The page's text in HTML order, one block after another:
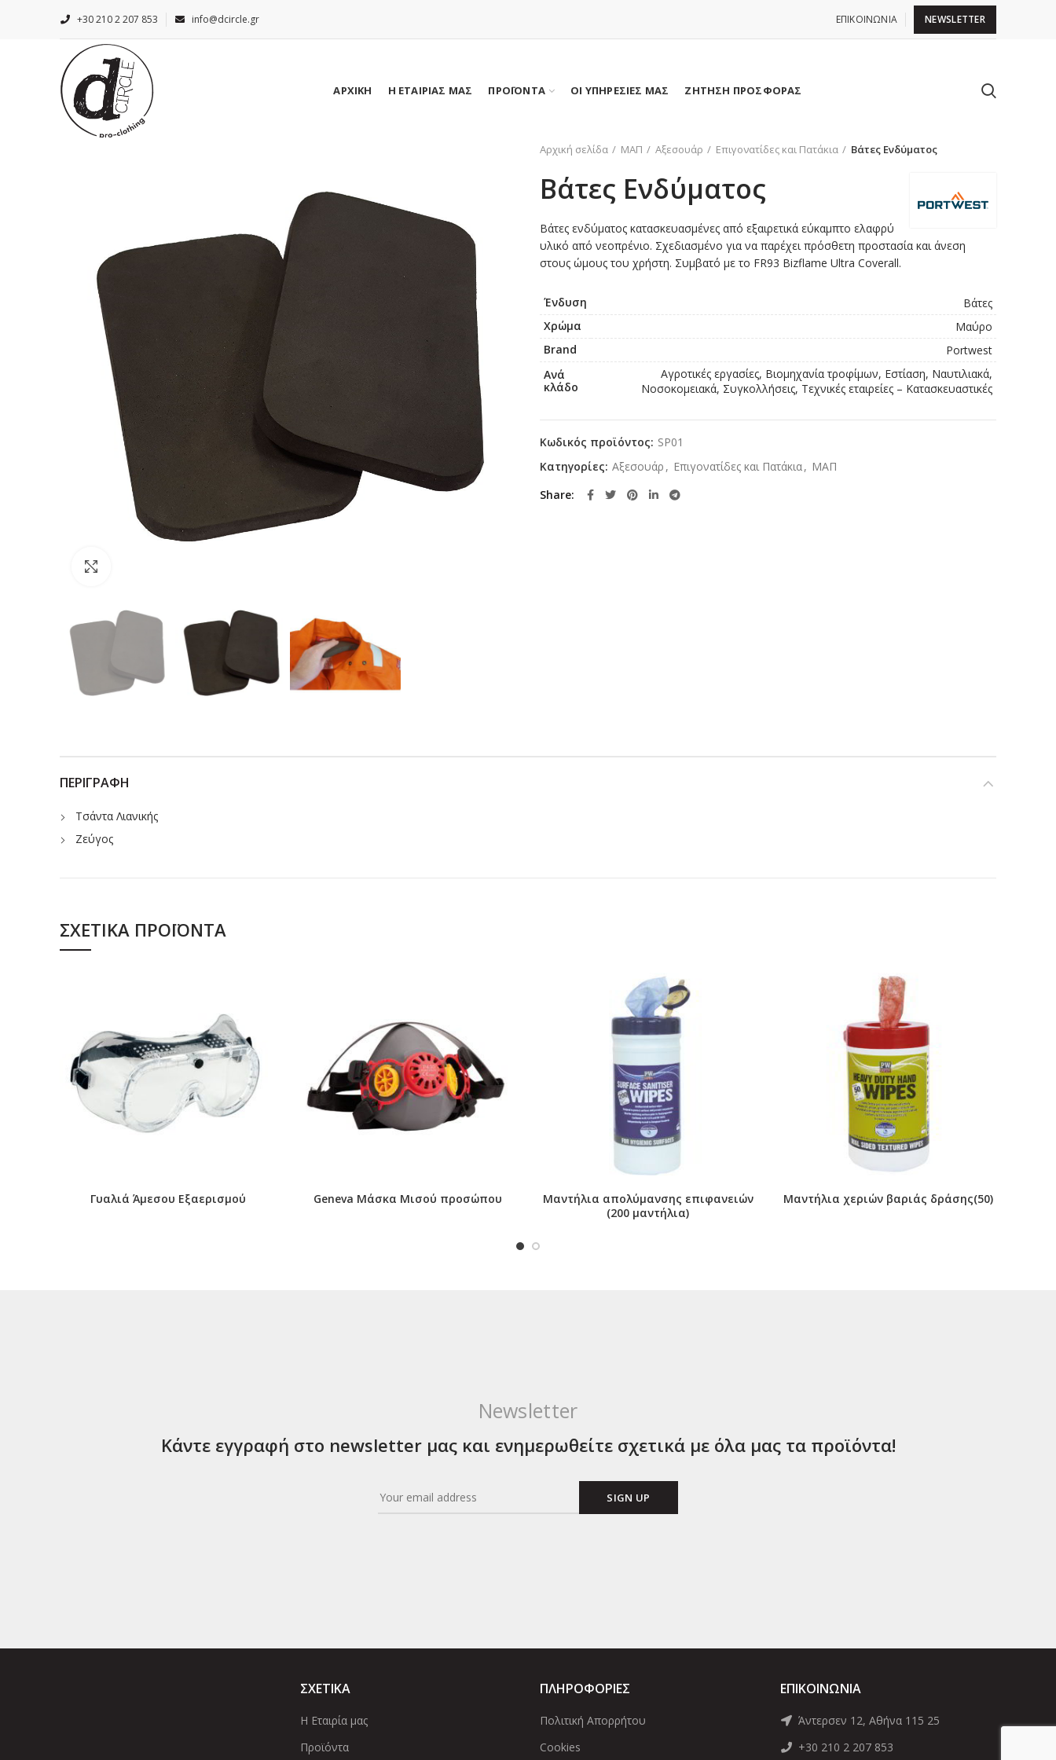
+30 210 2 207 853 info@dcircle.gr ΕΠΙΚΟΙΝΩΝΙΑ NEWSLETTER
ΑΡΧΙΚΗ Η ΕΤΑΙΡΙΑΣ ΜΑΣ ΠΡΟΪΟΝΤΑ ΟΙ ΥΠΗΡΕΣΙΕΣ ΜΑΣ ΖΗΤΗΣΗ ΠΡΟΣΦΟΡΑΣ
Αρχική σελίδα ΜΑΠ Αξεσουάρ Επιγονατίδες και Πατάκια Βάτες Ενδύματος
Βάτες Ενδύματος
Βάτες ενδύματος κατασκευασμένες από εξαιρετικά εύκαμπτο ελαφρύ
υλικό από νεοπρένιο. Σχεδιασμένο για να παρέχει πρόσθετη προστασία και άνεση
στους ώμους του χρήστη. Συμβατό με το FR93 Bizflame Ultra Coverall.
Ένδυση
Βάτες
Χρώμα
Μαύρο
Brand
Portwest
Ανά
κλάδο
Αγροτικές εργασίες, Βιομηχανία τροφίμων, Εστίαση, Ναυτιλιακά,
Νοσοκομειακά, Συγκολλήσεις, Τεχνικές εταιρείες – Κατασκευαστικές
Κωδικός προϊόντος: SP01
Κατηγορίες: Αξεσουάρ , Επιγονατίδες και Πατάκια, ΜΑΠ
Share
ΠΕΡΙΓΡΑΦΉ
Τσάντα Λιανικής
Ζεύγος
ΣΧΕΤΙΚΆ ΠΡΟΪΌΝΤΑ
Γυαλιά Άμεσου Εξαερισμού Geneva Μάσκα Μισού προσώπου
Μαντήλια απολύμανσης επιφανειών
(200 μαντήλια)
Μαντήλια χεριών βαριάς δράσης(50)
Newsletter
Κάντε εγγραφή στο newsletter μας και ενημερωθείτε σχετικά με όλα μας τα προϊόντα!
ΣΧΕΤΙΚΑ
Η Εταιρία μας
Προϊόντα
ΠΛΗΡΟΦΟΡΙΕΣ
Πολιτική Απορρήτου
Cookies
ΕΠΙΚΟΙΝΩΝΊΑ
Άντερσεν 12, Αθήνα 115 25
+30 210 2 207 853